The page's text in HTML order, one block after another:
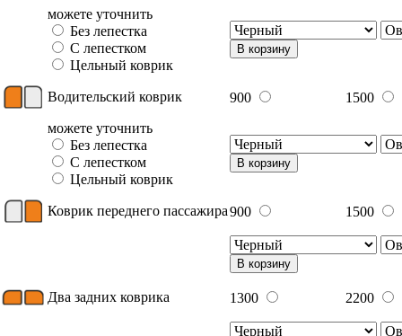
можете уточнить
Без лепестка
С лепестком
Цельный коврик
В корзину
Водительский коврик 900
1500
можете уточнить
Без лепестка
С лепестком
Цельный коврик
В корзину
Коврик переднего пассажира900 1500
В корзину
Два задних коврика 1300 2200